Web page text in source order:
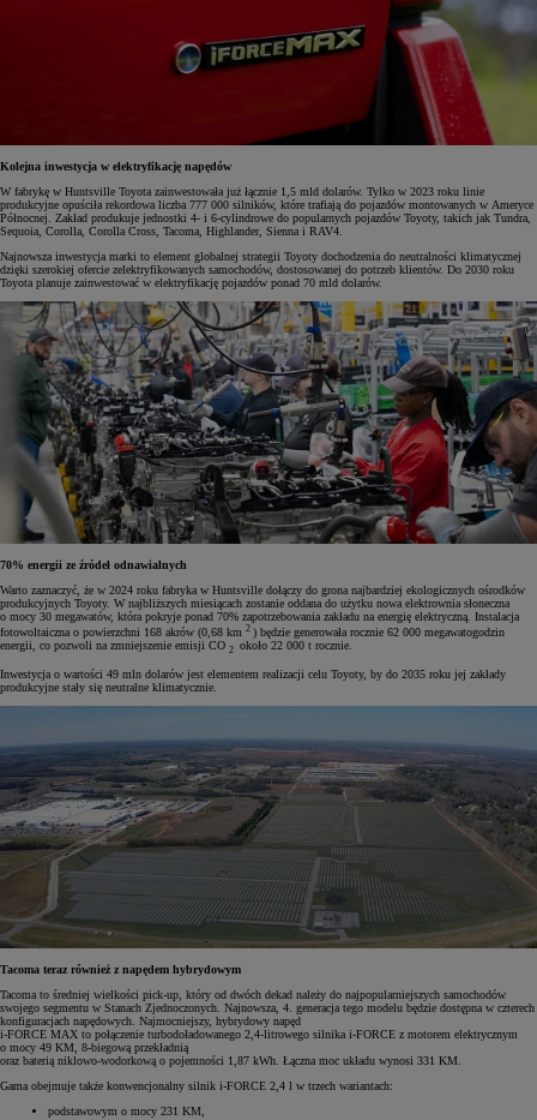
Kolejna inwestycja w elektryfikację napędów
W fabrykę w Huntsville Toyota zainwestowała już łącznie 1,5 mld dolarów. Tylko w 2023 roku linie
produkcyjne opuściła rekordowa liczba 777 000 silników, które trafiają do pojazdów montowanych w Ameryce
Północnej. Zakład produkuje jednostki 4- i 6-cylindrowe do popularnych pojazdów Toyoty, takich jak Tundra,
Sequoia, Corolla, Corolla Cross, Tacoma, Highlander, Sienna i RAV4.
Najnowsza inwestycja marki to element globalnej strategii Toyoty dochodzenia do neutralności klimatycznej
dzięki szerokiej ofercie zelektryfikowanych samochodów, dostosowanej do potrzeb klientów. Do 2030 roku
Toyota planuje zainwestować w elektryfikację pojazdów ponad 70 mld dolarów.
70% energii ze źródeł odnawialnych
Warto zaznaczyć, że w 2024 roku fabryka w Huntsville dołączy do grona najbardziej ekologicznych ośrodków
produkcyjnych Toyoty. W najbliższych miesiącach zostanie oddana do użytku nowa elektrownia słoneczna
o mocy 30 megawatów, która pokryje ponad 70% zapotrzebowania zakładu na energię elektryczną. Instalacja
fotowoltaiczna o powierzchni 168 akrów (0,68 km 2 ) będzie generowała rocznie 62 000 megawatogodzin
energii, co pozwoli na zmniejszenie emisji CO 2 około 22 000 t rocznie.
Inwestycja o wartości 49 mln dolarów jest elementem realizacji celu Toyoty, by do 2035 roku jej zakłady
produkcyjne stały się neutralne klimatycznie.
Tacoma teraz również z napędem hybrydowym
Tacoma to średniej wielkości pick-up, który od dwóch dekad należy do najpopularniejszych samochodów
swojego segmentu w Stanach Zjednoczonych. Najnowsza, 4. generacja tego modelu będzie dostępna w czterech
konfiguracjach napędowych. Najmocniejszy, hybrydowy napęd
i-FORCE MAX to połączenie turbodoładowanego 2,4-litrowego silnika i-FORCE z motorem elektrycznym
o mocy 49 KM, 8-biegową przekładnią
oraz baterią niklowo-wodorkową o pojemności 1,87 kWh. Łączna moc układu wynosi 331 KM.
Gama obejmuje także konwencjonalny silnik i-FORCE 2,4 l w trzech wariantach:
podstawowym o mocy 231 KM,